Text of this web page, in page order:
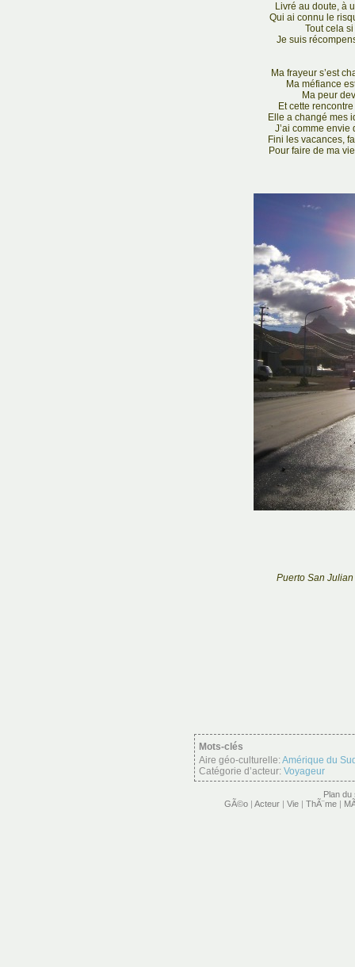
Livré au doute, à
Qui ai connu le
Tout cela
Je suis
Ma frayeur s’est
Ma méfiance
Ma peur
Et cette
Elle a changé mes
J’ai comme
Fini les vacances,
Pour faire de ma
Puerto San
Mots-clés
Aire géo-culturelle:Amérique du
Catégorie d’acteur: Voyageur
Plan du
GÃ©o | Acteur | Vie | ThÃ¨me |